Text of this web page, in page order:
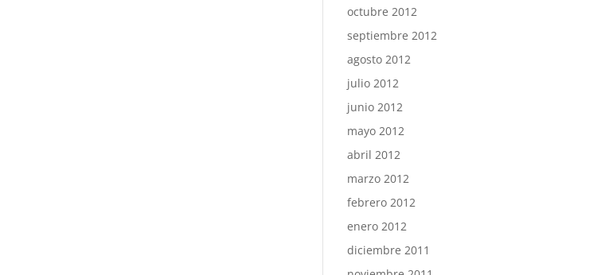
octubre 2012
septiembre 2012
agosto 2012
julio 2012
junio 2012
mayo 2012
abril 2012
marzo 2012
febrero 2012
enero 2012
diciembre 2011